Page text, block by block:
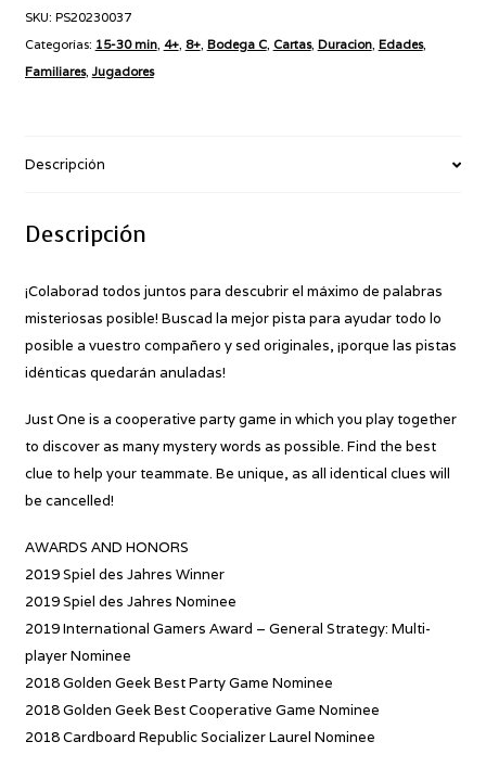
SKU: PS20230037
Categorías: 15-30 min, 4+, 8+, Bodega C, Cartas, Duracion, Edades,
Familiares, Jugadores
Descripción
Descripción
¡Colaborad todos juntos para descubrir el máximo de palabras
misteriosas posible! Buscad la mejor pista para ayudar todo lo
posible a vuestro compañero y sed originales, ¡porque las pistas
idénticas quedarán anuladas!
Just One is a cooperative party game in which you play together
to discover as many mystery words as possible. Find the best
clue to help your teammate. Be unique, as all identical clues will
be cancelled!
AWARDS AND HONORS
2019 Spiel des Jahres Winner
2019 Spiel des Jahres Nominee
2019 International Gamers Award – General Strategy: Multi-
player Nominee
2018 Golden Geek Best Party Game Nominee
2018 Golden Geek Best Cooperative Game Nominee
2018 Cardboard Republic Socializer Laurel Nominee